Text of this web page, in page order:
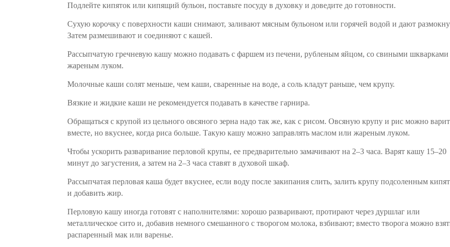
Подлейте кипяток или кипящий бульон, поставьте посуду в духовку и доведите до готовности.
Сухую корочку с поверхности каши снимают, заливают мясным бульоном или горячей водой и дают
Затем размешивают и соединяют с кашей.
Рассыпчатую гречневую кашу можно подавать с фаршем из печени, рубленым яйцом, со свиными шкварками
жареным луком.
Молочные каши солят меньше, чем каши, сваренные на воде, а соль кладут раньше, чем крупу.
Вязкие и жидкие каши не рекомендуется подавать в качестве гарнира.
Обращаться с крупой из цельного овсяного зерна надо так же, как с рисом. Овсяную крупу и рис можно
вместе, но вкуснее, когда риса больше. Такую кашу можно заправлять маслом или жареным луком.
Чтобы ускорить разваривание перловой крупы, ее предварительно замачивают на 2–3 часа. Варят кашу 15–20
минут до загустения, а затем на 2–3 часа ставят в духовой шкаф.
Рассыпчатая перловая каша будет вкуснее, если воду после закипания слить, залить крупу подсоленным
и добавить жир.
Перловую кашу иногда готовят с наполнителями: хорошо разваривают, протирают через дуршлаг или
металлическое сито и, добавив немного смешанного с творогом молока, взбивают; вместо творога можно
распаренный мак или варенье.